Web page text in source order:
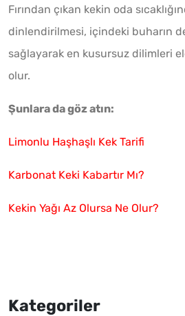
Fırından çıkan kekin oda
dinlendirilmesi, içindeki buharın
sağlayarak en kusursuz dilimleri
olur.
Şunlara da göz atın:
Limonlu Haşhaşlı Kek Tarifi
Karbonat Keki Kabartır Mı?
Kekin Yağı Az Olursa Ne Olur?
Kategoriler